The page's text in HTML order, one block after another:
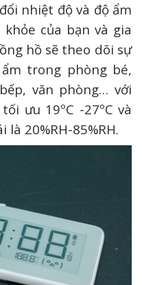
nhiệt độ và độ ẩm
của bạn và gia
hồ sẽ theo dõi sự
trong phòng bé,
văn phòng… với
ưu 19ºC -27ºC và
20%RH-85%RH.